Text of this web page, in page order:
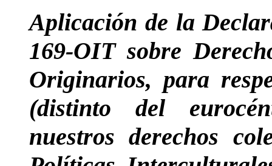
Aplicación de la
169-OIT sobre
Originarios, para
(distinto del
nuestros derechos